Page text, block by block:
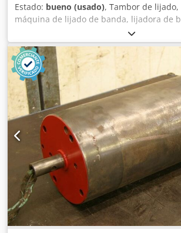
Estado: bueno (usado), Tambor de
máquina de lijado de banda, lijadora de
es para una máquina de lijado de eje
tambor: 170 mm -Diámetro del tambor:
excéntrico con indicador -Cantidad: 2
disponibles -Precio: por unidad -
200/290/A280 mm -Peso: 13 kg Djdpfx